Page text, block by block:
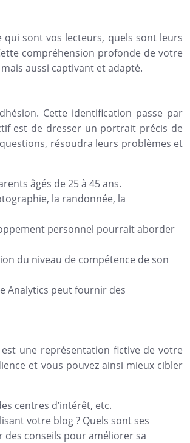
sont vos lecteurs, quels sont leurs
compréhension profonde de votre
aussi captivant et adapté.
Cette identification passe par
est de dresser un portrait précis de
résoudra leurs problèmes et
âgés de 25 à 45 ans.
la randonnée, la
personnel pourrait aborder
du niveau de compétence de son
Analytics peut fournir des
une représentation fictive de votre
et vous pouvez ainsi mieux cibler
centres d’intérêt, etc.
votre blog ? Quels sont ses
des conseils pour améliorer sa